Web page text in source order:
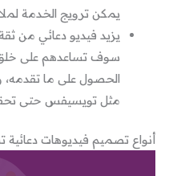
يمكن ترويج الخدمة
يزيد فيديو دعائي من
سوف تساعدهم على خلق
الحصول على ما
مثل تويسيفس حتى
أنواع تصميم فيديوهات دعائية